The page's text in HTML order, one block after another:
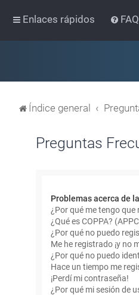
Enlaces rápidos FAQ
Índice general
Preguntas
Problemas acerca de
¿Por qué me tengo que
¿Qué es COPPA?
¿Por qué no puedo
Me he registrado ¡y no
¿Por qué no puedo
Hace un tiempo me
¡Perdí mi contraseña!
¿Por qué mi sesión de